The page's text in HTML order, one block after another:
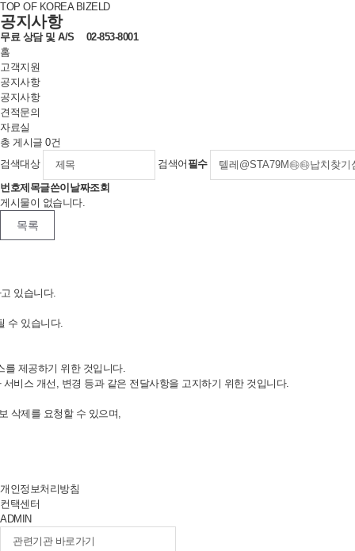
TOP OF KOREA BIZELD
공지사항
무료 상담 및 A/S
02-853-8001
홈
고객지원
공지사항
공지사항
견적문의
자료실
총 게시글 0건
검색대상
검색어 필수
번호제목글쓴이 날짜조회
게시물이 없습니다.
목록
있습니다.
수 있습니다.
를 제공하기 위한 것입니다.
비스 개선, 변경 등과 같은 전달사항을 고지하기 위한 것입니다.
삭제를 요청할 수 있으며,
개인정보처리방침
컨택센터
ADMIN